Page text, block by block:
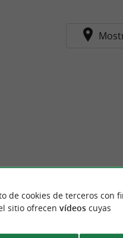
de cookies de terceros con
sitio ofrecen vídeoscuyas